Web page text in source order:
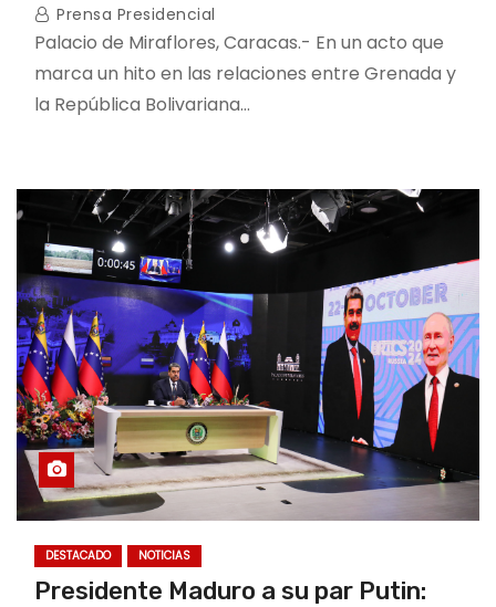
Prensa Presidencial
Palacio de Miraflores, Caracas.- En un acto que
marca un hito en las relaciones entre Grenada y
la República Bolivariana…
DESTACADO NOTICIAS
Presidente Maduro a su par Putin: